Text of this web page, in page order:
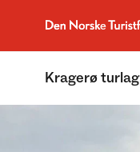
Til DNT.no forside
Kragerø turlag